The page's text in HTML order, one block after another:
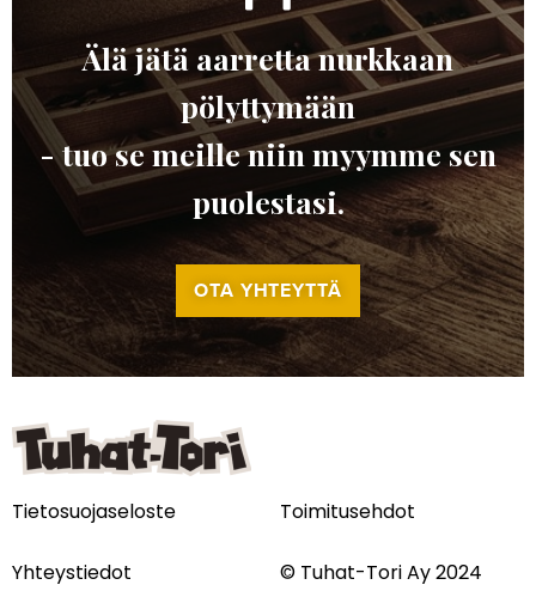
Älä jätä aarretta nurkkaan
pölyttymään
- tuo se meille niin myymme sen
puolestasi.
OTA YHTEYTTÄ
Tietosuojaseloste Toimitusehdot
Yhteystiedot © Tuhat-Tori Ay 2024